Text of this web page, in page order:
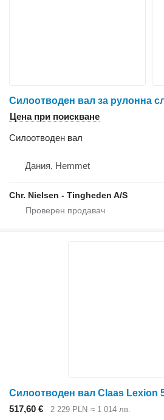
Цена при поискване
Силоотводен вал
Дания, Hemmet
Chr. Nielsen - Tingheden A/S
517,60 € 2 229 PLN ≈ 1 014 лв.